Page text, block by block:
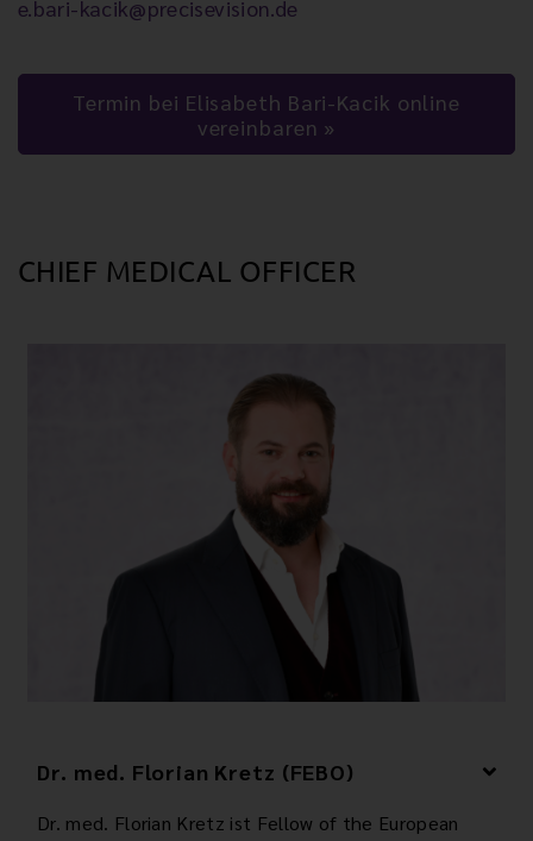
e.bari-kacik@precisevision.de
Termin bei Elisabeth Bari-Kacik online
vereinbaren
CHIEF MEDICAL OFFICER
Dr. med. Florian Kretz (FEBO)
Dr. med. Florian Kretz ist Fellow of the European